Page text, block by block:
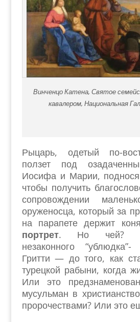
Винченцо Катена, Святое
кавалером, Национальная
Рыцарь, одетый по-
ползет под
Иосифа и Марии, поднося
чтобы получить
сопровождении
оруженосца, который за
на парапете держит
портрет. Но чей?
незаконного
Гритти — до того, как
турецкой рабыни, когда
Или это
мусульман в
пророчествами? Или это